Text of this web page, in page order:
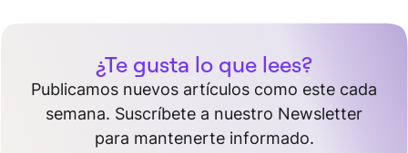
¿Te gusta lo que lees?
Publicamos nuevos artículos como este cada
semana. Suscríbete a nuestro Newsletter
para mantenerte informado.